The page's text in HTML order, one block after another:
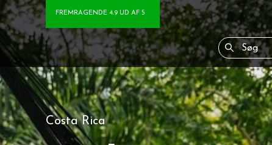
FREMRAGENDE 4.9 UD AF 5
Costa Rica